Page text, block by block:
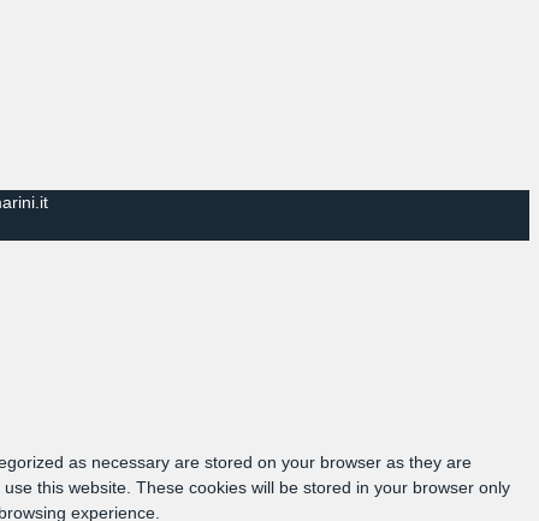
as necessary are stored on your browser as they are
this website. These cookies will be stored in your browser only
experience.